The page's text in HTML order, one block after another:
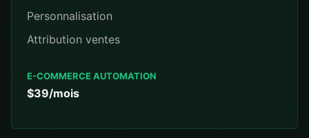
Personnalisation
Attribution ventes
E-COMMERCE AUTOMATION
$39/mois